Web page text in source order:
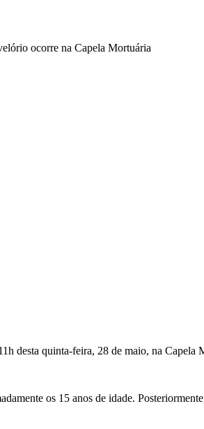
desta quinta-feira, 28 de maio, na Capela
os 15 anos de idade.